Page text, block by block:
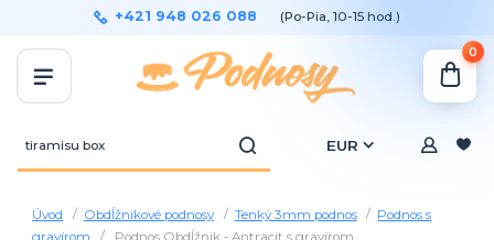
EUR
+421 948 026 088 (Po-Pia, 10-15 hod.)
0
Úvod Obdĺžnikové podnosy Tenký 3mm podnos
Podnos s
gravírom
Podnos Obdĺžnik - Antracit s gravírom